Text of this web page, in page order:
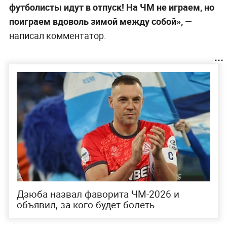
футболисты идут в отпуск! На ЧМ не играем, но
поиграем вдоволь зимой между собой», —
написал комментатор.
Дзюба назвал фаворита ЧМ-2026 и
объявил, за кого будет болеть